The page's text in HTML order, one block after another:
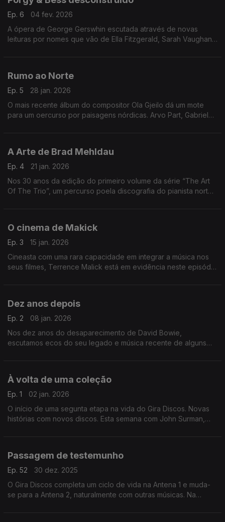
Ep. 6
04 fev. 2026
A ópera de George Gerswhin escutada através de novas
leituras por nomes que vão de Ella Fitzgerald, Sarah Vaughan,
Rumo ao Norte
Ep. 5
28 jan. 2026
O mais recente álbum do compositor Ola Gjeilo dá um mote
para um oercurso por paisagens nórdicas. Arvo Part, Gabriel
A Arte de Brad Mehldau
Ep. 4
21 jan. 2026
Nos 30 anos da edição do primeiro volume da série “The Art
Of The Trio”, um percurso poela discografia do pianista norte-
O cinema de Makick
Ep. 3
15 jan. 2026
Cineasta com uma rara capacidade em integrar a música nos
seus filmes, Terrence Malick está em evidência neste episódio
Dez anos depois
Ep. 2
08 jan. 2026
Nos dez anos do desaparecimento de David Bowie,
escutamos ecos do seu legado e música recente de alguns
À volta de uma coleção
Ep. 1
02 jan. 2026
O início de uma segunta etapa na vida do Gira Discos. Novas
histórias com novos discos. Esta semana com John Surman,
Passagem de testemunho
Ep. 52
30 dez. 2025
O Gira Discos completa um ciclo de vida na Antena 1 e muda-
se para a Antena 2, naturalmente com outras músicas. Na